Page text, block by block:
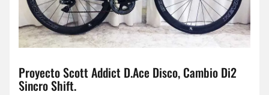
Proyecto Scott Addict D.Ace Disco, Cambio Di2
Sincro Shift.